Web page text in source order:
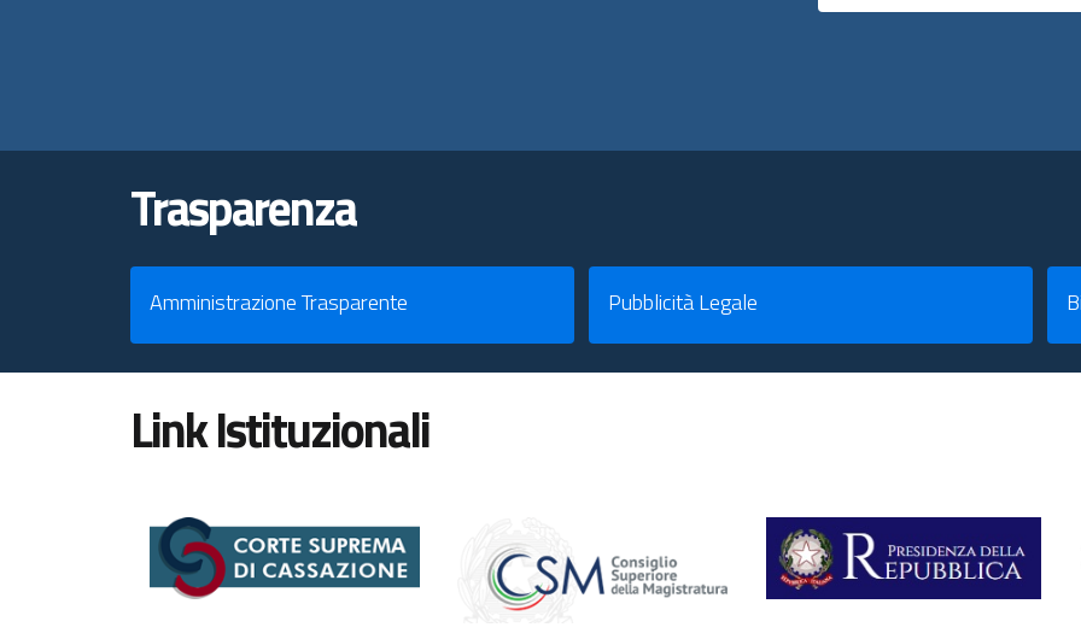
Trasparenza
Amministrazione Trasparente Pubblicità Legale
Link Istituzionali